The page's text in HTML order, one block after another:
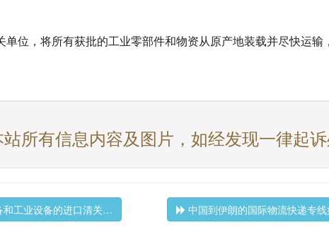
单位，将所有获批的工业零部件和物资从原产地装载并尽快运
所有信息内容及图片，如经发现一律起诉
和工业设备的进口清关… 中国到伊朗的国际物流快递专